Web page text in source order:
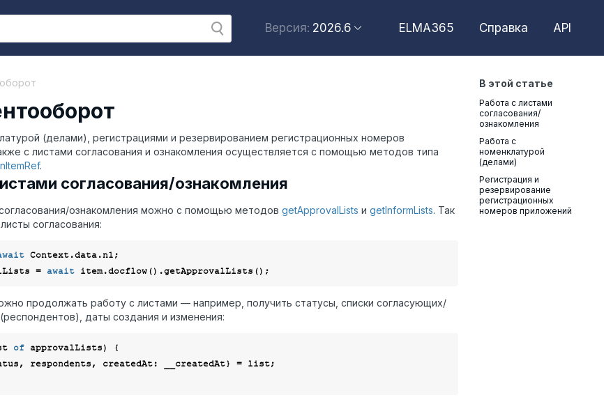
Версия: 2026.6
2026.6
2025.10
ELMA365 Справка API
(делами), регистрациями и резервированием регистрационных номеров
с листами согласования и ознакомления осуществляется с помощью методов типа
.
согласования/ознакомления
ознакомления можно с помощью методов getApprovalLists и getInformLists. Так
согласования:
= await
продолжать работу с листами — например, получить статусы, списки согласующих/
даты создания и изменения:
of approvalLists) {
respondents, createdAt: __createdAt} = list;
В этой статье
Работа с листами
согласования/
ознакомления
Работа с
номенклатурой
(делами)
Регистрация и
резервирование
регистрационных
номеров приложений